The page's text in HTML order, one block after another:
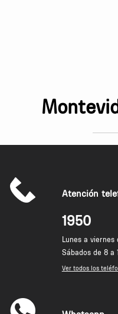
Atención
1950
Lunes a viernes
Sábados de 8 a
Ver todos los